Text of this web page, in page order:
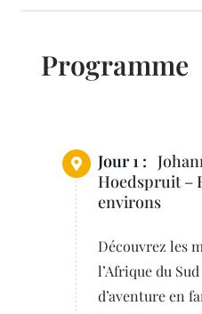
Programme
Jour 1 :
Hoedspruit –
environs
Découvrez les
l’Afrique du
d’aventure en